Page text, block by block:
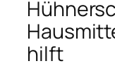
hilft